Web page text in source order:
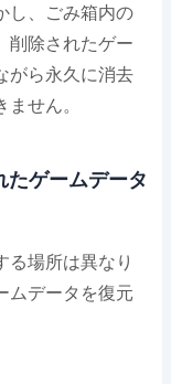
し、ごみ箱内の
削除されたゲー
がら永久に消去
せん。
ゲームデータ
る場所は異なり
ムデータを復元